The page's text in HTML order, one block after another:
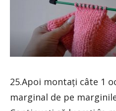
25.Apoi montați câte 1
marginal de pe